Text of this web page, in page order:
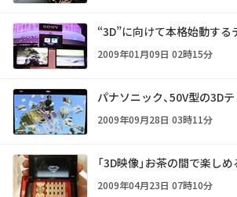
“3D”に向けて本格始動する
2009年01月09日 02時15分
パナソニック、50V型の3D
2009年09月28日 03時11分
「3D映像」――お茶の間で楽し
2009年04月23日 07時10分